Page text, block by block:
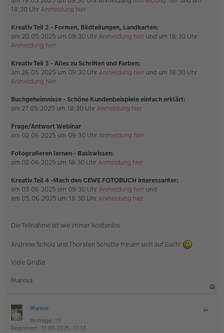
18:30 Uhr Anmeldung hier
Kreativ Teil 2 - Formen, Bildteilungen, Landkarten:
am 20.05.2025 um 09:30 Uhr Anmeldung hier und um 18:30 Uhr
Anmeldung hier
Kreativ Teil 3 - Alles zu Schriften und Farben:
am 26.05.2025 um 09:30 Uhr Anmeldung hier und um 18:30 Uhr
Anmeldung hier
Buchgeheimnisse - Schöne Kundenbeispiele einfach erklärt:
am 27.05.2025 um 18:30 Uhr Anmeldung hier
Frage/Antwort Webinar
am 02.06.2025 um 09:30 Uhr Anmeldung hier
Fotografieren lernen - Basiswissen:
am 02.06.2025 um 18:30 Uhr Anmeldung hier
Kreativ Teil 4 -Mach den CEWE FOTOBUCH interessanter:
am 03.06.2025 um 09:30 Uhr Anmeldung hier und
am 05.06.2025 um 18:30 Uhr Anmeldung hier
Die Teilnahme ist wie immer kostenlos.
Andreas Scholz und Thorsten Schütte freuen sich auf Euch!
Viele Grüße
Maresa
ff
l
Maresa
Beiträge: 39
Registriert: 17.03.2025, 11:13